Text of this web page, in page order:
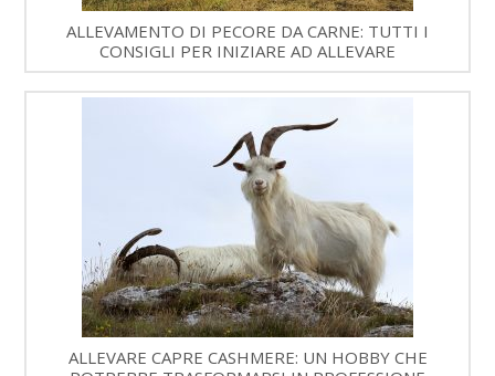
ALLEVAMENTO DI PECORE DA CARNE: TUTTI I
CONSIGLI PER INIZIARE AD ALLEVARE
ALLEVARE CAPRE CASHMERE: UN HOBBY CHE